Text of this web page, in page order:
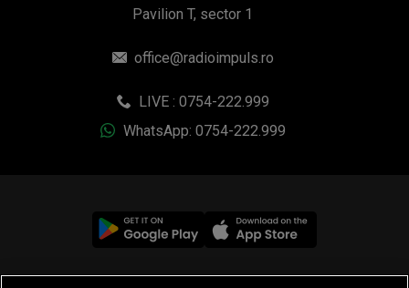
Pavilion T, sector 1
office@radioimpuls.ro
LIVE : 0754-222.999
WhatsApp: 0754-222.999
© 2019-2026 DOGAN MEDIA INTERNATIONAL SA, Toate